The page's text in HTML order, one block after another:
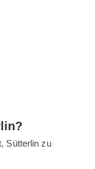
Sütterlin zu